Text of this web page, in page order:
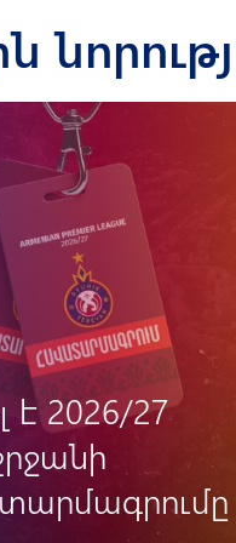
համար
կրկին